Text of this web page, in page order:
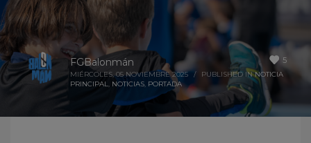
5
FGBalonmán
MIÉRCOLES, 05 NOVIEMBRE 2025 / PUBLISHED INNOTICIA
PRINCIPAL, NOTICIAS, PORTADA